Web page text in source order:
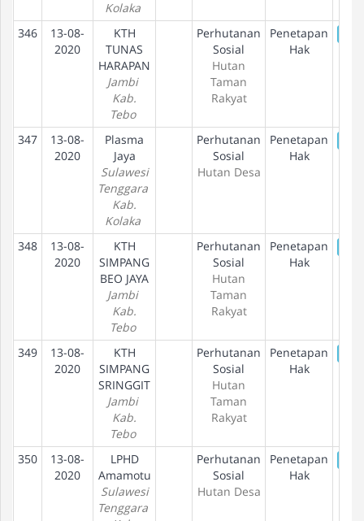
Kolaka
346
13-08-
2020
KTH
TUNAS
HARAPAN
Jambi
Kab.
Tebo
Perhutanan
Sosial
Hutan
Taman
Rakyat
Penetapan
Hak
347
13-08-
2020
Plasma
Jaya
Sulawesi
Tenggara
Kab.
Kolaka
Perhutanan
Sosial
Hutan Desa
Penetapan
Hak
348
13-08-
2020
KTH
SIMPANG
BEO JAYA
Jambi
Kab.
Tebo
Perhutanan
Sosial
Hutan
Taman
Rakyat
Penetapan
Hak
349
13-08-
2020
KTH
SIMPANG
SRINGGIT
Jambi
Kab.
Tebo
Perhutanan
Sosial
Hutan
Taman
Rakyat
Penetapan
Hak
350
13-08-
2020
LPHD
Amamotu
Sulawesi
Tenggara
Perhutanan
Sosial
Hutan Desa
Penetapan
Hak